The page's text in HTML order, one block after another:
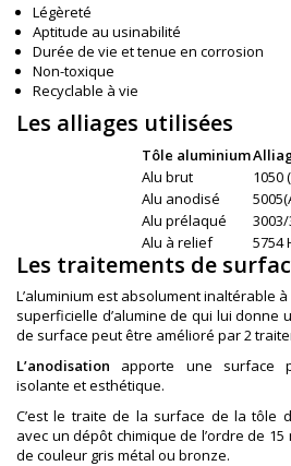
Légèreté
Aptitude au usinabilité
Durée de vie et tenue en corrosion
Non-toxique
Recyclable à vie
Les alliages utilisées
Tôle aluminium
Alu brut
1050
Alu anodisé
Alu prélaqué
Alu à relief
5754
Les traitements de
L’aluminium est absolument inaltérable
superficielle d’alumine de qui lui donne
de surface peut être amélioré par 2
L’anodisation apporte une surface
isolante et esthétique.
C’est le traite de la surface de la tôle
avec un dépôt chimique de l’ordre de 15
de couleur gris métal ou bronze.